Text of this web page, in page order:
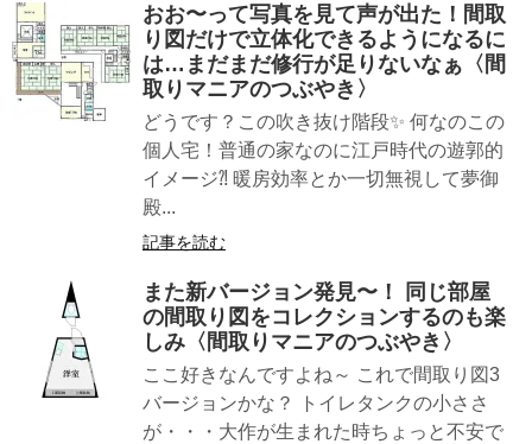
おお〜って写真を見て声が出た！間取
り図だけで立体化できるようになるに
は…まだまだ修行が足りないなぁ〈間
取りマニアのつぶやき〉
どうです？この吹き抜け階段✨ 何なのこの
個人宅！普通の家なのに江戸時代の遊郭的
イメージ⁈ 暖房効率とか一切無視して夢御
殿...
記事を読む
また新バージョン発見〜！ 同じ部屋
の間取り図をコレクションするのも楽
しみ〈間取りマニアのつぶやき〉
ここ好きなんですよね～ これで間取り図3
バージョンかな？ トイレタンクの小ささ
が・・・大作が生まれた時ちょっと不安で